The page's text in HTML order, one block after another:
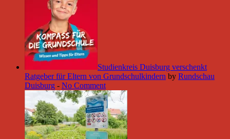
Studienkreis Duisburg verschenkt
Ratgeber für Eltern von Grundschulkindern by Rundschau
Duisburg - No Comment